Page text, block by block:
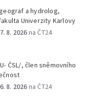
a hydrolog,
Univerzity Karlovy
7. 8. 2026 na ČT24
ČSL/, člen sněmovního
6. 8. 2026 na ČT24